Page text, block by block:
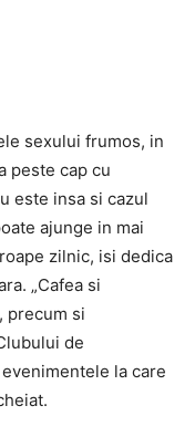
sexului frumos, in
peste cap cu
este insa si cazul
ajunge in mai
zilnic, isi dedica
„Cafea si
precum si
de
la care